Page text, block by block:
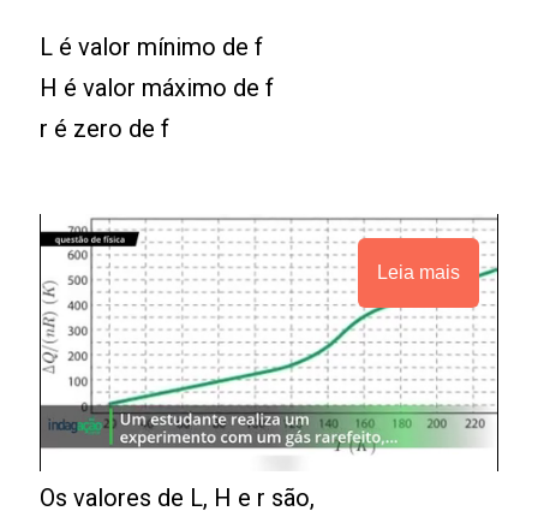
L é valor mínimo de f
H é valor máximo de f
r é zero de f
Leia mais
Os valores de L, H e r são,